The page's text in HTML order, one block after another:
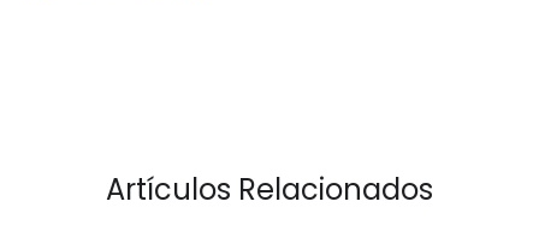
Artículos Relacionados